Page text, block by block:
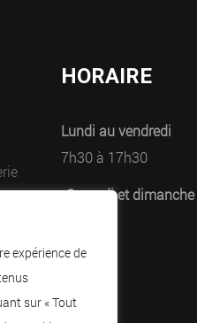
expérience de
sur « Tout
HORAIRE
Lundi au vendredi
7h30 à 17h30
Samedi et dimanche